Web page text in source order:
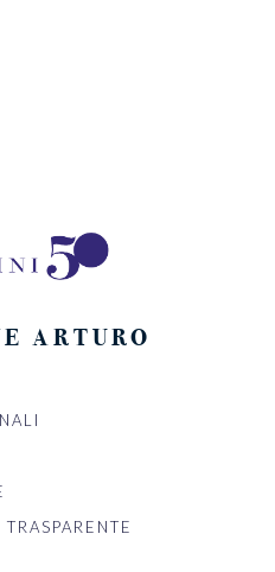
ARTURO